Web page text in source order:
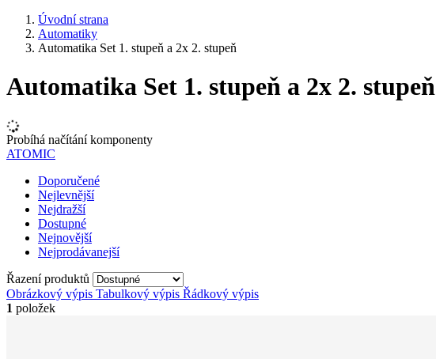
Úvodní strana
Automatiky
Automatika Set 1. stupeň a 2x 2. stupeň
Automatika Set 1. stupeň a 2x 2. stupeň
Probíhá načítání komponenty
ATOMIC
Doporučené
Nejlevnější
Nejdražší
Dostupné
Nejnovější
Nejprodávanejší
Řazení produktů
Obrázkový výpis Tabulkový výpis Řádkový výpis
1 položek